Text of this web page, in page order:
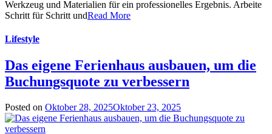
Werkzeug und Materialien für ein professionelles Ergebnis. Arbeite
Schritt für Schritt undRead More
Lifestyle
Das eigene Ferienhaus ausbauen, um die
Buchungsquote zu verbessern
Posted on Oktober 28, 2025Oktober 23, 2025